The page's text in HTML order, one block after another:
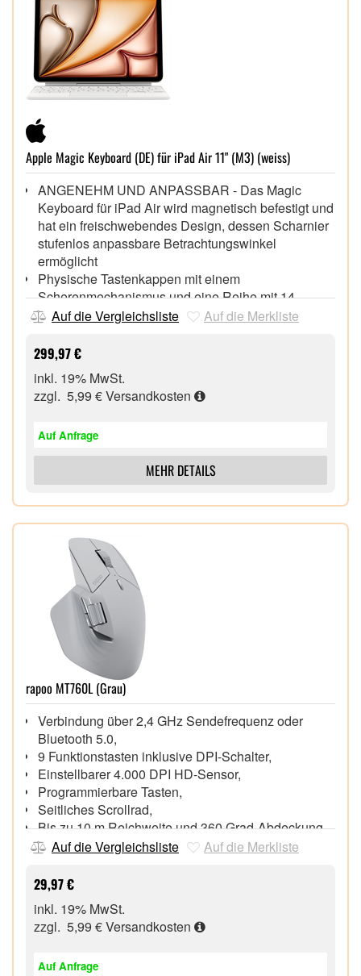
Apple Magic Keyboard (DE) für iPad Air 11" (M3) (weiss)
ANGENEHM UND ANPASSBAR - Das Magic
Keyboard für iPad Air wird magnetisch befestigt und
hat ein freischwebendes Design, dessen Scharnier
stufenlos anpassbare Betrachtungswinkel
ermöglicht
Physische Tastenkappen mit einem
Scherenmechanismus und eine Reihe mit 14
Funktionstasten für maximalen Komfort und
SCHÜTZENDES KEYBOARD UND CASE - Lässt
sich zusammenfalten, um Vorder- und Rückseite zu
schützen, wenn du unterwegs bist. Und hat einen
USB-C Anschluss zum Pass-Through Laden.
11" (M2), iPad Air (4. und 5. Generation)
Auf die Vergleichsliste Auf die Merkliste
299,97 €
inkl. 19% MwSt.
zzgl. 5,99 €Versandkosten
Auf Anfrage
MEHR DETAILS
rapoo MT760L (Grau)
Verbindung über 2,4 GHz Sendefrequenz oder
Bluetooth 5.0,
9 Funktionstasten inklusive DPI-Schalter,
Einstellbarer 4.000 DPI HD-Sensor,
Programmierbare Tasten,
Seitliches Scrollrad,
Bis zu 10 m Reichweite und 360 Grad-Abdeckung,
Akkulaufzeit bis zu 720 Stunden,
Auf die Vergleichsliste Auf die Merkliste
29,97 €
inkl. 19% MwSt.
zzgl. 5,99 €Versandkosten
Auf Anfrage